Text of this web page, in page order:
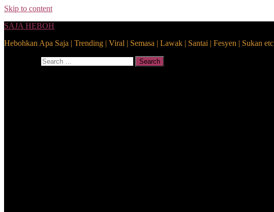
Skip to content
SAJA HEBOH
Hebohkan Apa Saja | Trending | Viral | Semasa | Lawak | Santai | Fesyen | Sukan etc
Search